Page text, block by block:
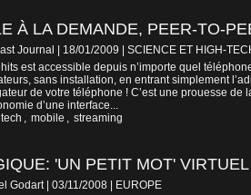
À LA DEMANDE, PEER-TO-
Journal | 18/01/2009
SCIENCE ET HIGH-
est accessible depuis n’importe quel
sans installation, en entrant simplement
de votre téléphone ! C’est une prouesse de
d’une interface...
, mobile , streaming
'UN PETIT MOT'
Godart | 03/11/2008
EUROPE